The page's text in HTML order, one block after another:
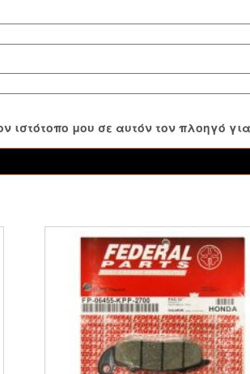
ιστότοπο μου σε αυτόν τον πλοηγό